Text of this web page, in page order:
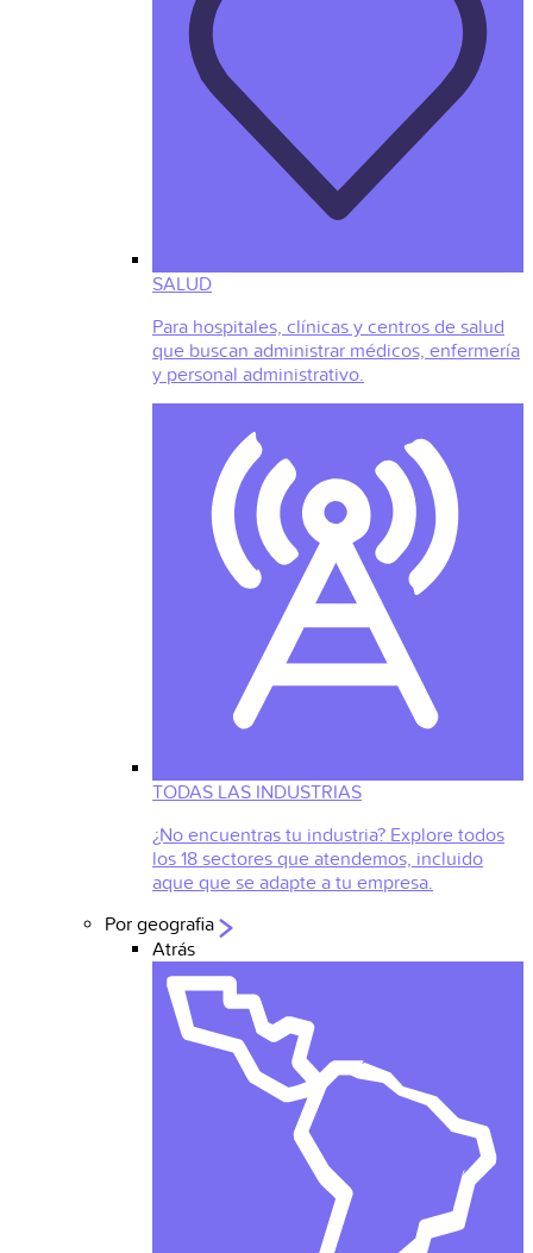
SALUD
Para hospitales, clínicas y centros de salud
que buscan administrar médicos, enfermería
y personal administrativo.
TODAS LAS INDUSTRIAS
¿No encuentras tu industria? Explore todos
los 18 sectores que atendemos, incluido
aque que se adapte a tu empresa.
Por geografia
Atrás